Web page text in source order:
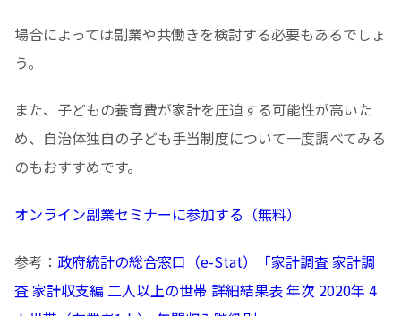
場合によっては副業や共働きを検討する必要もあるでしょ
う。
また、子どもの養育費が家計を圧迫する可能性が高いた
め、自治体独自の子ども手当制度について一度調べてみる
のもおすすめです。
オンライン副業セミナーに参加する（無料）
参考： 政府統計の総合窓口（e-Stat）「家計調査 家計調
査 家計収支編 二人以上の世帯 詳細結果表 年次 2020年 4